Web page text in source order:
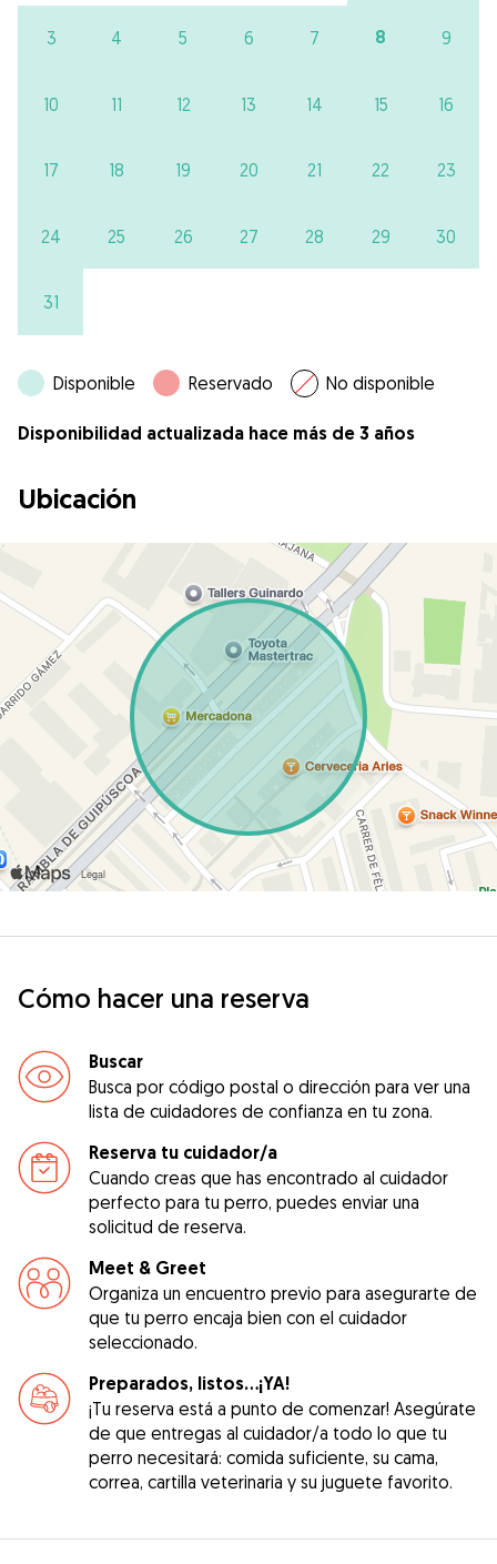
3 4 5 6 7 8 9
10 11 12 13 14 15 16
17 18 19 20 21 22 23
24 25 26 27 28 29 30
31
Disponible Reservado No disponible
Disponibilidad actualizada hace más de 3 años
Ubicación
Cómo hacer una reserva
Buscar
Busca por código postal o dirección para ver una
lista de cuidadores de confianza en tu zona.
Reserva tu cuidador/a
Cuando creas que has encontrado al cuidador
perfecto para tu perro, puedes enviar una
solicitud de reserva.
Meet & Greet
Organiza un encuentro previo para asegurarte de
que tu perro encaja bien con el cuidador
seleccionado.
Preparados, listos...¡YA!
¡Tu reserva está a punto de comenzar! Asegúrate
de que entregas al cuidador/a todo lo que tu
perro necesitará: comida suficiente, su cama,
correa, cartilla veterinaria y su juguete favorito.